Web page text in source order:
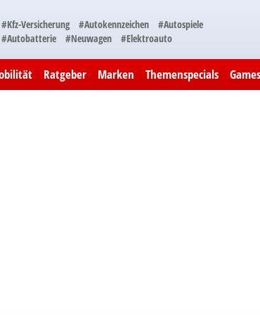
#Kfz-Versicherung #Autokennzeichen
#Autospiele
#Autobatterie
#Neuwagen #Elektroauto
Ratgeber Marken Themenspecials Games